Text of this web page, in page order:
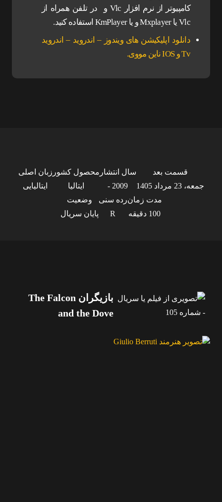
کامپیوتر از نرم افزار Vlc و در تلفن همراه از
Vlc یا Mxplayer و یا KmPlayer استفاده کنید.
دانلود اپلیکیشن های ویندوز – اندروید – اندروید
Tv و IOS ناین مووی.
قسمت بعد
جمعه، 23 مرداد 1405
سال انتشار
2009 -
محصول کشور
ایتالیا
زبان اصلی
ایتالیایی
مدت زمان
100 دقیقه
رده سنی
R
وضعیت
پایان سریال
بازیگران The Falcon
and the Dove